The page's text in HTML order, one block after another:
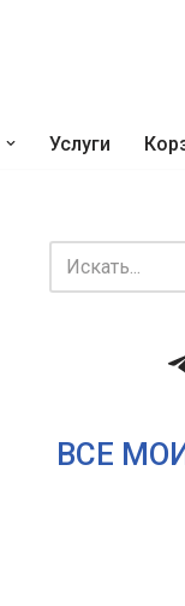
Услуги
ВСЕ